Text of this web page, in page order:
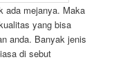
ada mejanya. Maka
yang bisa
anda. Banyak jenis
di sebut